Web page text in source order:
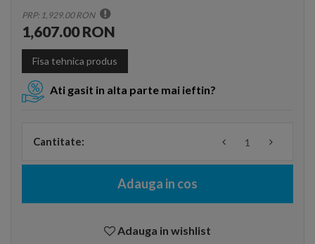
PRP: 1,929.00 RON
1,607.00 RON
Fisa tehnica produs
Ati gasit in alta parte mai ieftin?
Cantitate:
Adauga in cos
Adauga in wishlist